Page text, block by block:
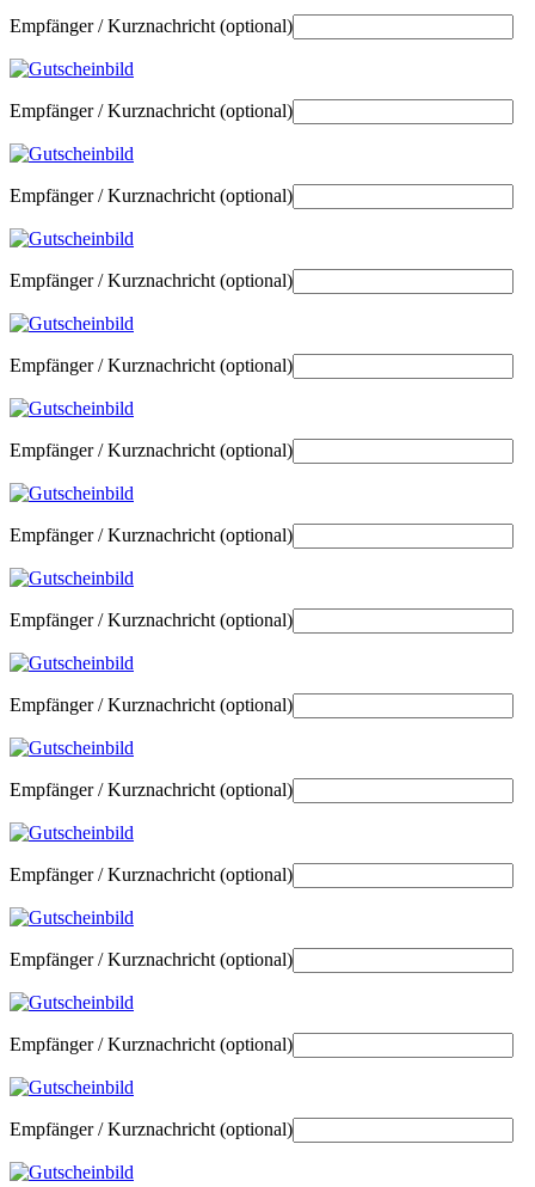
Empfänger / Kurznachricht (optional)
Empfänger / Kurznachricht (optional)
Empfänger / Kurznachricht (optional)
Empfänger / Kurznachricht (optional)
Empfänger / Kurznachricht (optional)
Empfänger / Kurznachricht (optional)
Empfänger / Kurznachricht (optional)
Empfänger / Kurznachricht (optional)
Empfänger / Kurznachricht (optional)
Empfänger / Kurznachricht (optional)
Empfänger / Kurznachricht (optional)
Empfänger / Kurznachricht (optional)
Empfänger / Kurznachricht (optional)
Empfänger / Kurznachricht (optional)